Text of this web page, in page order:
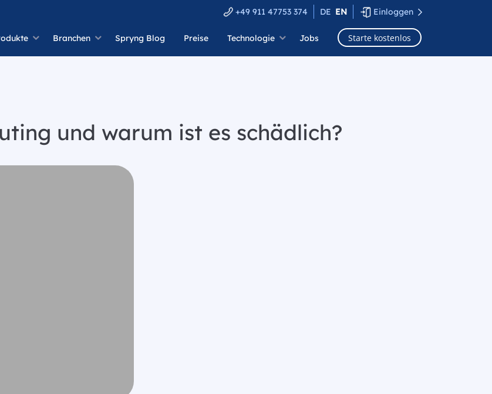
+49 911 47753 374 DE EN Einloggen
Branchen Spryng Blog Preise Technologie Jobs Starte kostenlos
und warum ist es schädlich?